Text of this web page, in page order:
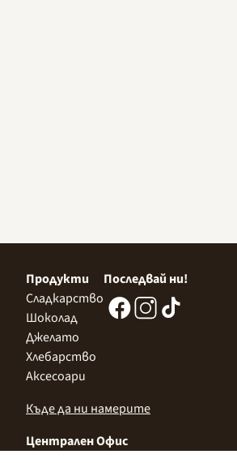
Продукти
Сладкарство
Шоколад
Джелато
Хлебарство
Аксесоари
Последвай ни!
Къде да ни намерите
Централен Офис